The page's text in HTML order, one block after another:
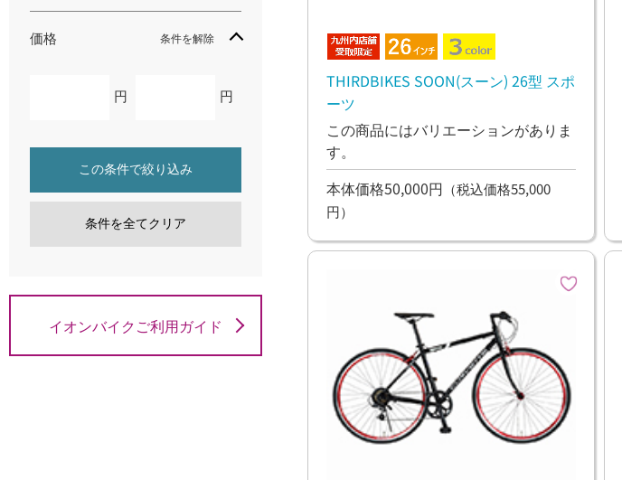
価格 条件を解除
円 円
この条件で絞り込み
条件を全てクリア
イオンバイクご利用ガイド
THIRDBIKES SOON(スーン) 26型 スポ
ーツ
この商品にはバリエーションがありま
す。
本体価格50,000円 （税込価格55,000
円）